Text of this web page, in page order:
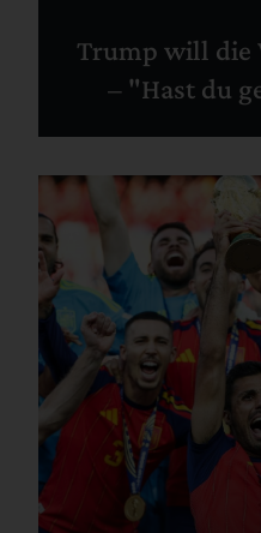
Trump will die
– "Hast du